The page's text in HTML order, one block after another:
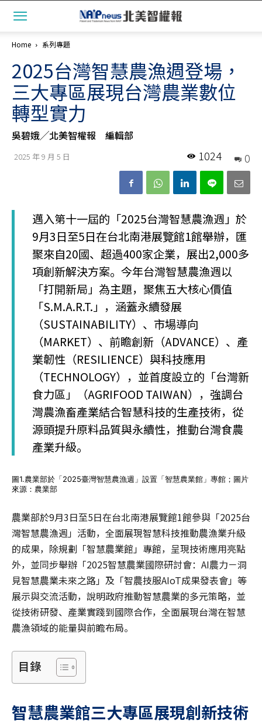
Home 系列專題
2025台灣智慧農漁週登場，
三大專區展現台灣農業數位
轉型實力
吳碧娥╱北美智權報 編輯部
2025 年 9 月 5 日 0
1024
邁入第十一屆的「2025台灣智慧農漁週」於
9月3日至5日在台北南港展覽館1館舉辦，匯
聚來自20國、超過400家企業，展出2,000多
項創新解決方案。今年台灣智慧農漁週以
「打開新局」為主題，聚焦五大核心價值
「S.M.A.R.T.」，涵蓋永續發展
（SUSTAINABILITY）、市場導向
（MARKET）、前瞻創新（ADVANCE）、產
業韌性（RESILIENCE）與科技應用
（TECHNOLOGY），並首度設立的「台灣新
食力區」（AGRIFOOD TAIWAN），強調台
灣農漁畜產業結合智慧科技的生產技術，從
源頭提升原料品質與永續性，推動台灣食農
產業升級。
圖1.農業部於「2025臺灣智慧農漁週」設置「智慧農業館」專館；圖片
來源：農業部
農業部於9月3日至5日在台北南港展覽館1館參與「2025台
灣智慧農漁週」活動，全面展現智慧科技推動農漁業升級
的成果，除規劃「智慧農業館」專館，呈現技術應用亮點
外，並同步舉辦「2025智慧農業國際研討會：AI農力－洞
見智慧農業未來之路」及「智農技服AIoT成果發表會」等
展示與交流活動，說明政府推動智慧農業的多元策略，並
從技術研發、產業實踐到國際合作，全面展現台灣在智慧
農漁領域的能量與前瞻布局。
目錄
智慧農業館三大專區展現創新技術